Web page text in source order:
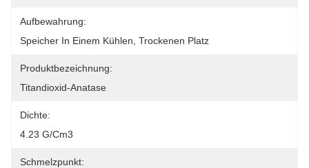
Aufbewahrung:
Speicher In Einem Kühlen, Trockenen Platz
Produktbezeichnung:
Titandioxid-Anatase
Dichte:
4.23 G/cm3
Schmelzpunkt: